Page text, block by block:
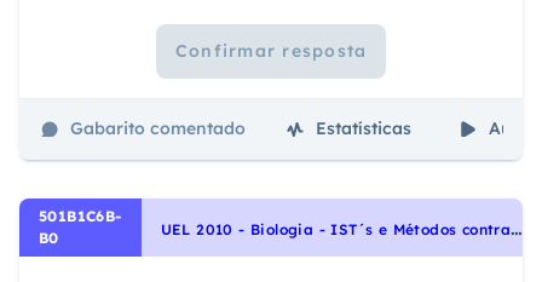
Confirmar resposta
Gabarito comentado Estatísticas Aulas
501B1C6B-
B0
U
EL 2010 - Biologia - IST´s e Métodos contraceptivos, Qualidade de vida das populações humanas